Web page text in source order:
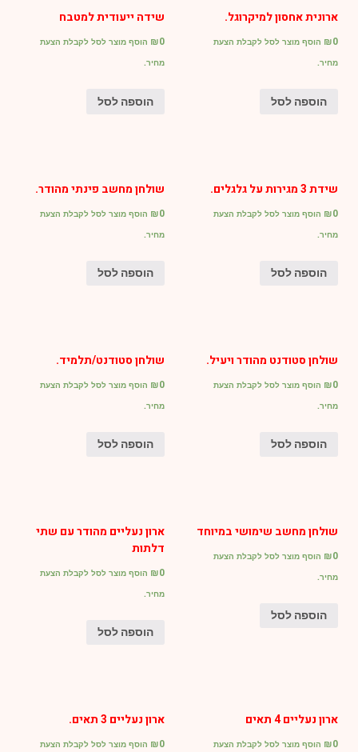
ארונית אחסון למיקרוגל.
₪0
הוסף מוצר לסל לקבלת הצעת
מחיר.
הוספה לסל
שידה ייעודית למטבח
₪0
הוסף מוצר לסל לקבלת הצעת
מחיר.
הוספה לסל
שידת 3 מגירות על גלגלים.
₪0
הוסף מוצר לסל לקבלת הצעת
מחיר.
הוספה לסל
שולחן מחשב פינתי מהודר.
₪0
הוסף מוצר לסל לקבלת הצעת
מחיר.
הוספה לסל
שולחן סטודנט מהודר ויעיל.
₪0
הוסף מוצר לסל לקבלת הצעת
מחיר.
הוספה לסל
שולחן סטודנט/תלמיד.
₪0
הוסף מוצר לסל לקבלת הצעת
מחיר.
הוספה לסל
שולחן מחשב שימושי במיוחד
₪0
הוסף מוצר לסל לקבלת הצעת
מחיר.
הוספה לסל
ארון נעליים מהודר עם שתי
דלתות
₪0
הוסף מוצר לסל לקבלת הצעת
מחיר.
הוספה לסל
ארון נעליים 4 תאים
₪0
הוסף מוצר לסל לקבלת הצעת
ארון נעליים 3 תאים.
₪0
הוסף מוצר לסל לקבלת הצעת